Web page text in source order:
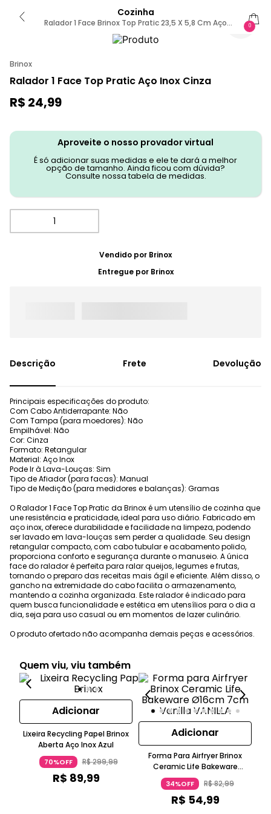
Cozinha
Ralador 1 Face Brinox Top Pratic 23,5 X 5,8 Cm Aço
Inox Sem Cor
0
Brinox
Ralador 1 Face Top Pratic Aço Inox Cinza
R$ 24,99
Aproveite o nosso provador virtual
É só adicionar suas medidas e ele te dará a melhor
opção de tamanho. Ainda ficou com dúvida?
Consulte nossa tabela de medidas.
Vendido por Brinox
Entregue por Brinox
Frete Devolução
Principais especificações do produto:
Com Cabo Antiderrapante: Não
Com Tampa (para moedores): Não
Empilhável: Não
Cor: Cinza
Formato: Retangular
Material: Aço Inox
Pode Ir à Lava-Louças: Sim
Tipo de Afiador (para facas): Manual
Tipo de Medição (para medidores e balanças): Gramas
O Ralador 1 Face Top Pratic da Brinox é um utensílio de cozinha que
une resistência e praticidade, ideal para uso diário. Fabricado em
aço inox, oferece durabilidade e facilidade na limpeza, podendo
ser lavado em lava-louças sem perder a qualidade. Seu design
retangular compacto, com cabo tubular e acabamento polido,
proporciona conforto e segurança durante o manuseio. A única
face do ralador é perfeita para ralar queijos, legumes e frutas,
tornando o preparo das receitas mais ágil e eficiente. Além disso, o
gancho na extremidade do cabo facilita o armazenamento,
mantendo a cozinha organizada. Este ralador é indicado para
quem busca funcionalidade e estética em utensílios para o dia a
dia, seja para uso casual ou em momentos de lazer culinário.
O produto ofertado não acompanha demais peças e acessórios.
Quem viu, viu também
Adicionar
Lixeira Recycling Papel Brinox
Aberta Aço Inox Azul
70%OFF R$299,99
R$ 89,99
Adicionar
Forma Para Airfryer Brinox
Ceramic Life Bakeware
Ø16Cm 7Cm Alumínio Vanilla
34%OFF R$82,99
R$ 54,99